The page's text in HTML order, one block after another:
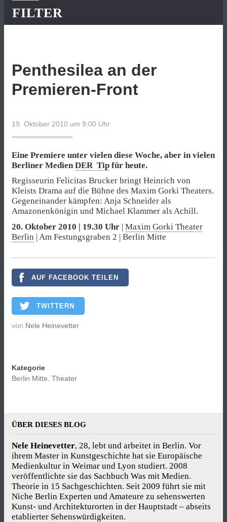
FILTER
Penthesilea an der
Premieren-Front
19. Oktober 2010 um 9:00 Uhr
Eine Premiere unter vielen diese Woche, aber in vielen
Berliner MedienDER Tip für heute.
Regisseurin Felicitas Brucker bringt Heinrich von
Kleists Drama auf die Bühne des Maxim Gorki Theaters.
Gegeneinander kämpfen: Anja Schneider als
Amazonenkönigin und Michael Klammer als Achill.
20. Oktober 2010 | 19.30 Uhr | Maxim Gorki Theater
Berlin | Am Festungsgraben 2 | Berlin Mitte
AUF FACEBOOK TEILEN
TWITTERN
von Nele Heinevetter
Kategorie
Berlin Mitte Theater
ÜBER DIESES BLOG
Nele Heinevetter, 28, lebt und arbeitet in Berlin. Vor
ihrem Master in Kunstgeschichte hat sie Europäische
Medienkultur in Weimar und Lyon studiert. 2008
veröffentlichte sie das Sachbuch Was mit Medien.
Theorie in 15 Sachgeschichten. Seit 2009 führt sie mit
Niche Berlin Experten und Amateure zu sehenswerten
Kunst- und Architekturorten in der Hauptstadt – abseits
etablierter Sehenswürdigkeiten.